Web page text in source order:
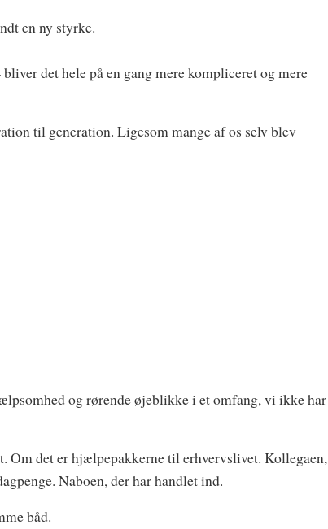
en ny styrke.
det hele på en gang mere kompliceret og mere
til generation. Ligesom mange af os selv blev
og rørende øjeblikke i et omfang, vi ikke har
Om det er hjælpepakkerne til erhvervslivet. Kollegaen,
Naboen, der har handlet ind.
båd.